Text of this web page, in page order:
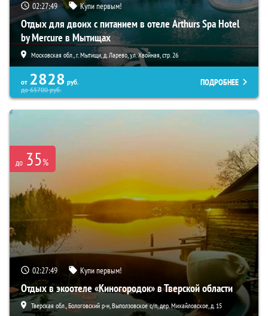
02:27:48 Купи первым!
Отдых для двоих с питанием в отеле Arthurs Spa Hotel
by Mercure в Мытищах
Московская обл., г. Мытищи, д. Ларево, ул. Хвойная, стр. 26
от 2828 руб.
до65700руб.
ПОДРОБНЕЕ
до 35%
02:27:48 Купи первым!
Отдых в экоотеле «Киногородок» в Тверской области
Тверская обл., Бологовский р-н, Выползовское с/п, дер. Михайловское, д. 15